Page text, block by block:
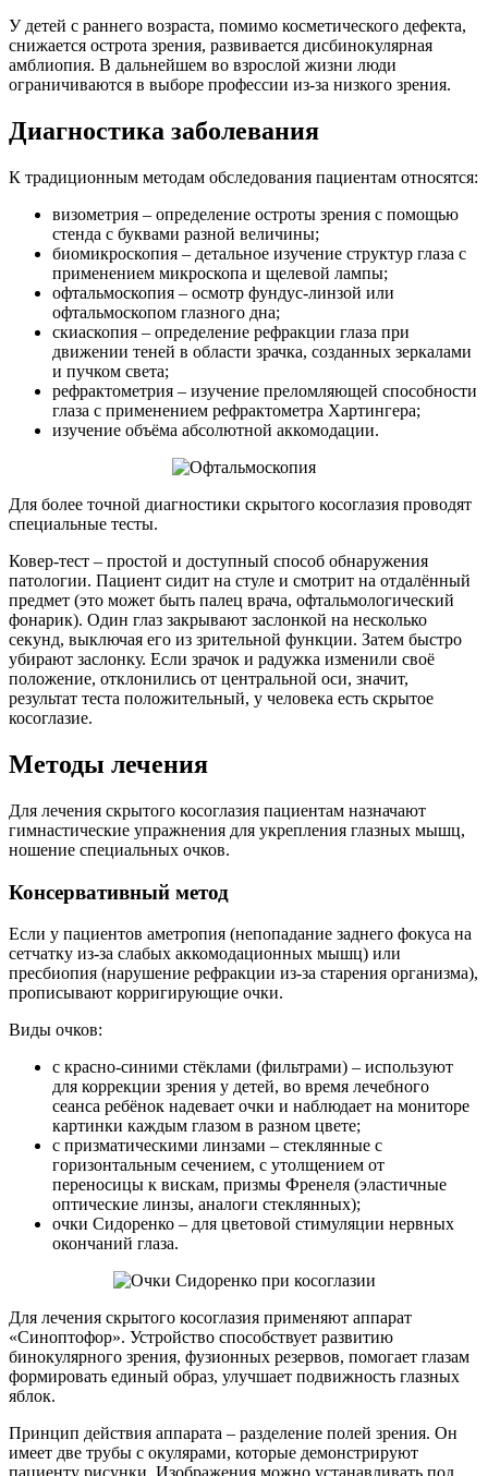
У детей с раннего возраста, помимо косметического дефекта,
снижается острота зрения, развивается дисбинокулярная
амблиопия. В дальнейшем во взрослой жизни люди
ограничиваются в выборе профессии из-за низкого зрения.
Диагностика заболевания
К традиционным методам обследования пациентам относятся:
визометрия – определение остроты зрения с помощью
стенда с буквами разной величины;
биомикроскопия – детальное изучение структур глаза с
применением микроскопа и щелевой лампы;
офтальмоскопия – осмотр фундус-линзой или
офтальмоскопом глазного дна;
скиаскопия – определение рефракции глаза при
движении теней в области зрачка, созданных зеркалами
и пучком света;
рефрактометрия – изучение преломляющей способности
глаза с применением рефрактометра Хартингера;
изучение объёма абсолютной аккомодации.
Для более точной диагностики скрытого косоглазия проводят
специальные тесты.
Ковер-тест – простой и доступный способ обнаружения
патологии. Пациент сидит на стуле и смотрит на отдалённый
предмет (это может быть палец врача, офтальмологический
фонарик). Один глаз закрывают заслонкой на несколько
секунд, выключая его из зрительной функции. Затем быстро
убирают заслонку. Если зрачок и радужка изменили своё
положение, отклонились от центральной оси, значит,
результат теста положительный, у человека есть скрытое
косоглазие.
Методы лечения
Для лечения скрытого косоглазия пациентам назначают
гимнастические упражнения для укрепления глазных мышц,
ношение специальных очков.
Консервативный метод
Если у пациентов аметропия (непопадание заднего фокуса на
сетчатку из-за слабых аккомодационных мышц) или
пресбиопия (нарушение рефракции из-за старения организма),
прописывают корригирующие очки.
Виды очков:
с красно-синими стёклами (фильтрами) – используют
для коррекции зрения у детей, во время лечебного
сеанса ребёнок надевает очки и наблюдает на мониторе
картинки каждым глазом в разном цвете;
с призматическими линзами – стеклянные с
горизонтальным сечением, с утолщением от
переносицы к вискам, призмы Френеля (эластичные
оптические линзы, аналоги стеклянных);
очки Сидоренко – для цветовой стимуляции нервных
окончаний глаза.
Для лечения скрытого косоглазия применяют аппарат
«Синоптофор». Устройство способствует развитию
бинокулярного зрения, фузионных резервов, помогает глазам
формировать единый образ, улучшает подвижность глазных
яблок.
Принцип действия аппарата – разделение полей зрения. Он
имеет две трубы с окулярами, которые демонстрируют